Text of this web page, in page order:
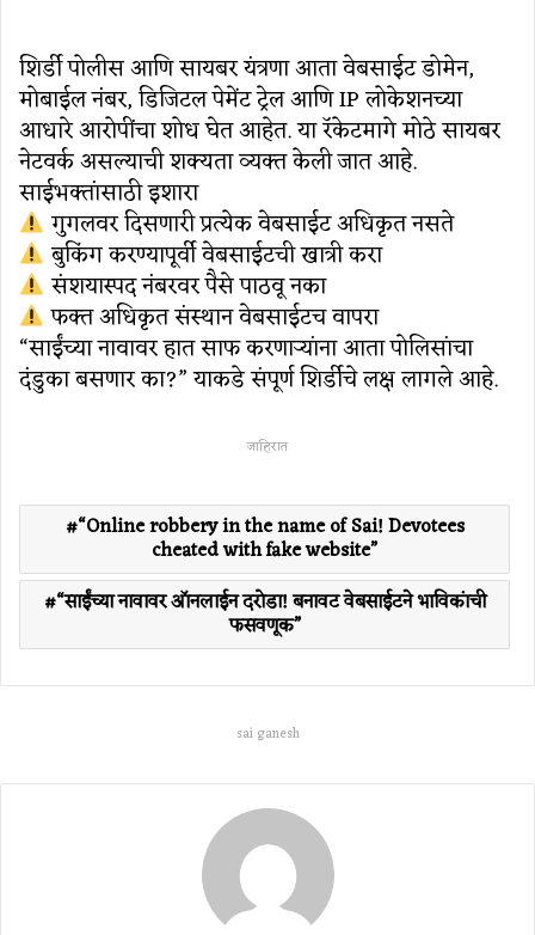
शिर्डी पोलीस आणि सायबर यंत्रणा आता वेबसाईट डोमेन,
मोबाईल नंबर, डिजिटल पेमेंट ट्रेल आणि IP लोकेशनच्या
आधारे आरोपींचा शोध घेत आहेत. या रॅकेटमागे मोठे सायबर
नेटवर्क असल्याची शक्यता व्यक्त केली जात आहे.
साईभक्तांसाठी इशारा
गुगलवर दिसणारी प्रत्येक वेबसाईट अधिकृत नसते
बुकिंग करण्यापूर्वी वेबसाईटची खात्री करा
संशयास्पद नंबरवर पैसे पाठवू नका
फक्त अधिकृत संस्थान वेबसाईटच वापरा
“साईंच्या नावावर हात साफ करणाऱ्यांना आता पोलिसांचा
दंडुका बसणार का?” याकडे संपूर्ण शिर्डीचे लक्ष लागले आहे.
जाहिरात
“Online robbery in the name of Sai! Devotees
cheated with fake website”
“साईंच्या नावावर ऑनलाईन दरोडा! बनावट वेबसाईटने भाविकांची
फसवणूक”
sai ganesh